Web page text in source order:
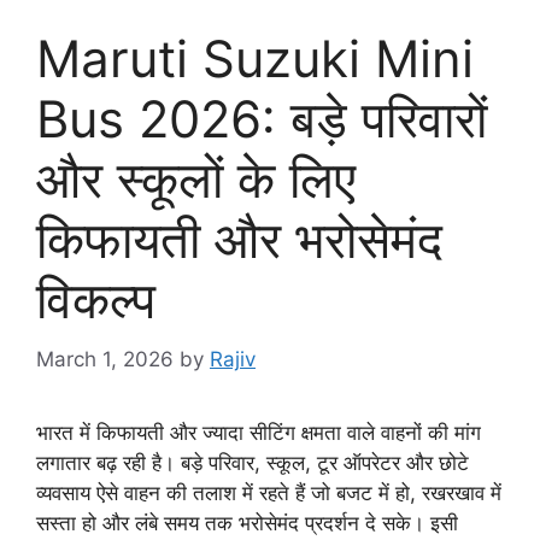
Maruti Suzuki Mini
Bus 2026: बड़े परिवारों
और स्कूलों के लिए
किफायती और भरोसेमंद
विकल्प
March 1, 2026 by Rajiv
भारत में किफायती और ज्यादा सीटिंग क्षमता वाले वाहनों की मांग
लगातार बढ़ रही है। बड़े परिवार, स्कूल, टूर ऑपरेटर और छोटे
व्यवसाय ऐसे वाहन की तलाश में रहते हैं जो बजट में हो, रखरखाव में
सस्ता हो और लंबे समय तक भरोसेमंद प्रदर्शन दे सके। इसी